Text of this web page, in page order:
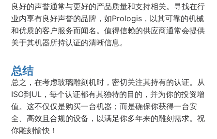
良好的声誉通常与更好的产品质量和支持相关。寻找在行
业内享有良好声誉的品牌，如Prologis，以其可靠的机械
和优质的客户服务而闻名。值得信赖的供应商通常会提供
关于其机器所持认证的清晰信息。
总结
总之，在考虑玻璃雕刻机时，密切关注其持有的认证。从
ISO到UL，每个认证都有其独特的目的，并为你的投资增
值。这不仅仅是购买一台机器；而是确保你获得一台安
全、高效且合规的设备，以满足你多年来的雕刻需求。祝
你雕刻愉快！